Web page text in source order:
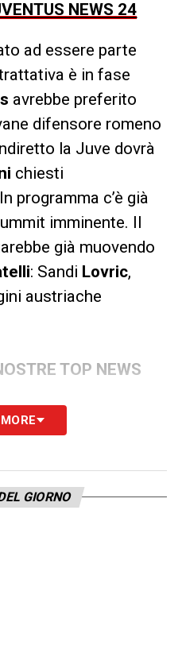
NEWS 24
ad essere parte
è in fase
avrebbe preferito
difensore romeno
la Juve dovrà
chiesti
programma c’è già
imminente. Il
già muovendo
: Sandi Lovric,
austriache
TOP NEWS
GIORNO